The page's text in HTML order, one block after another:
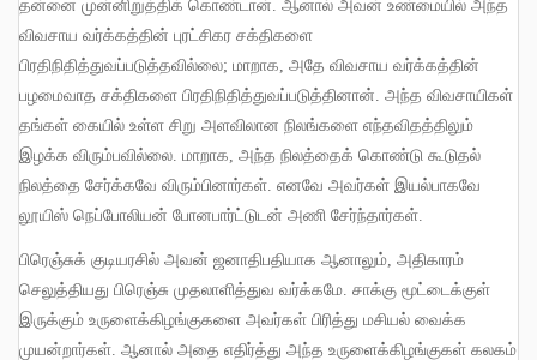
தன்னை முன்னிறுத்திக் கொண்டான். ஆனால் அவன் உண்மையில் அந்த
விவசாய வர்க்கத்தின் புரட்சிகர சக்திகளை
பிரதிநிதித்துவப்படுத்தவில்லை; மாறாக, அதே விவசாய வர்க்கத்தின்
பழமைவாத சக்திகளை பிரதிநிதித்துவப்படுத்தினான். அந்த விவசாயிகள்
தங்கள் கையில் உள்ள சிறு அளவிலான நிலங்களை எந்தவிதத்திலும்
இழக்க விரும்பவில்லை. மாறாக, அந்த நிலத்தைக் கொண்டு கூடுதல்
நிலத்தை சேர்க்கவே விரும்பினார்கள். எனவே அவர்கள் இயல்பாகவே
லூயிஸ் நெப்போலியன் போனபார்ட்டுடன் அணி சேர்ந்தார்கள்.
பிரெஞ்சுக் குடியரசில் அவன் ஜனாதிபதியாக ஆனாலும் அதிகாரம்
செலுத்தியது பிரெஞ்சு முதலாளித்துவ வர்க்கமே சாக்கு மூட்டைக்குள்
இருக்கும் உருளைக்கிழங்குகளை அவர்கள் பிரித்து மசியல் வைக்க
முயன்றார்கள் ஆனால் அதை எதிர்த்து அந்த உருளைக்கிழங்குகள் கலகம்